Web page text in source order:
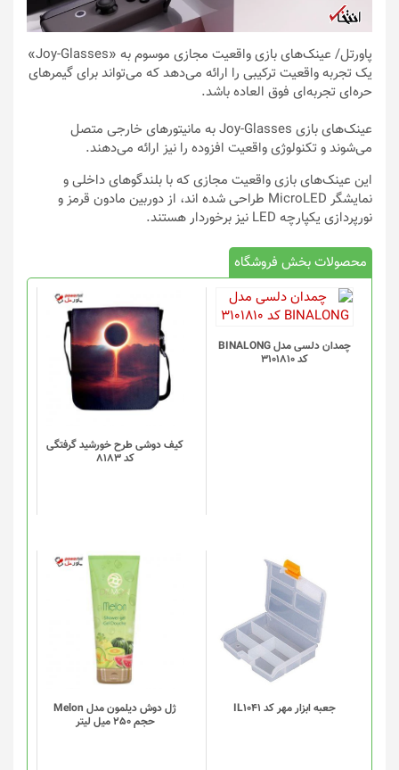
پاورتل
/ عینک‌های بازی واقعیت مجازی موسوم به «Joy-Glasses»
یک تجربه واقعیت ترکیبی را ارائه می‌دهد که می‌تواند برای گیمر‌های
حره‌ای تجربه‌ای فوق العاده باشد.
عینک‌های بازی Joy-Glasses به مانیتور‌های خارجی متصل
می‌شوند و تکنولوژی واقعیت افزوده را نیز ارائه می‌دهند.
این عینک‌های بازی واقعیت مجازی که با بلندگو‌های داخلی و
نمایشگر MicroLED طراحی شده اند، از دوربین مادون قرمز و
نورپردازی یکپارچه LED نیز برخوردار هستند.
محصولات بخش فروشگاه
چمدان دلسی مدل BINALONG
کد 3101810
کیف دوشی طرح خورشید گرفتگی
کد 8183
جعبه ابزار مهر کد IL1041
این
محصول
دارای
انواع
مختلفی
می
باشد.
گزینه
ژل دوش دیلمون مدل Melon
حجم 250 میل لیتر